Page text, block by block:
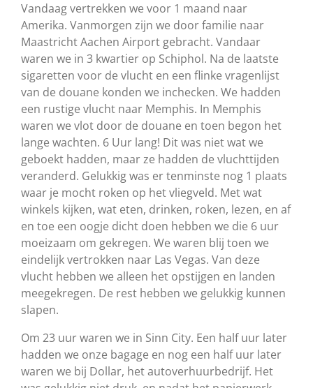
Vandaag vertrekken we voor 1 maand naar
Amerika. Vanmorgen zijn we door familie naar
Maastricht Aachen Airport gebracht. Vandaar
waren we in 3 kwartier op Schiphol. Na de laatste
sigaretten voor de vlucht en een flinke vragenlijst
van de douane konden we inchecken. We hadden
een rustige vlucht naar Memphis. In Memphis
waren we vlot door de douane en toen begon het
lange wachten. 6 Uur lang! Dit was niet wat we
geboekt hadden, maar ze hadden de vluchttijden
veranderd. Gelukkig was er tenminste nog 1 plaats
waar je mocht roken op het vliegveld. Met wat
winkels kijken, wat eten, drinken, roken, lezen, en af
en toe een oogje dicht doen hebben we die 6 uur
moeizaam om gekregen. We waren blij toen we
eindelijk vertrokken naar Las Vegas. Van deze
vlucht hebben we alleen het opstijgen en landen
meegekregen. De rest hebben we gelukkig kunnen
slapen.
Om 23 uur waren we in Sinn City. Een half uur later
hadden we onze bagage en nog een half uur later
waren we bij Dollar, het autoverhuurbedrijf. Het